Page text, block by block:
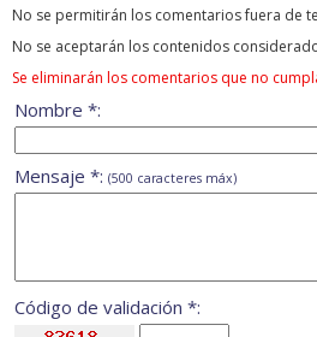
No se permitirán los comentarios fuera de
No se aceptarán los contenidos
Se eliminarán los comentarios que no
Nombre *:
Mensaje *: (500 caracteres máx)
Código de validación *: